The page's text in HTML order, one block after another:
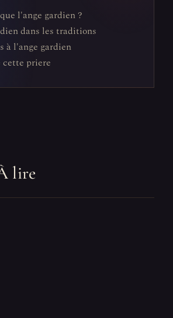
l'ange gardien ?
dans les traditions
à l'ange gardien
cette priere
lire